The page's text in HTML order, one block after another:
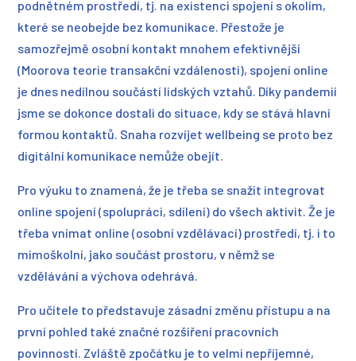
podnětném prostředí, tj. na existenci spojení s okolím,
které se neobejde bez komunikace. Přestože je
samozřejmě osobní kontakt mnohem efektivnější
(Moorova teorie transakční vzdálenosti), spojení online
je dnes nedílnou součástí lidských vztahů. Díky pandemii
jsme se dokonce dostali do situace, kdy se stává hlavní
formou kontaktů. Snaha rozvíjet wellbeing se proto bez
digitální komunikace nemůže obejít.
Pro výuku to znamená, že je třeba se snažit integrovat
online spojení (spolupráci, sdílení) do všech aktivit. Že je
třeba vnímat online (osobní vzdělávací) prostředí, tj. i to
mimoškolní, jako součást prostoru, v němž se
vzdělávání a výchova odehrává.
Pro učitele to představuje zásadní změnu přístupu a na
první pohled také značné rozšíření pracovních
povinností. Zvláště zpočátku je to velmi nepříjemné,